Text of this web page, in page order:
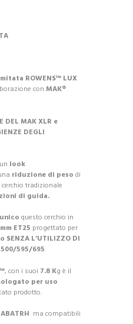
ROWENS™ LUX
con MAK®
DEL MAK XLR e
DEGLI
look
riduzione di peso di
tradizionale
di guida.
unico questo cerchio in
ET25 progettato per
L’UTILIZZO DI
595/695
, con i suoi 7.8 Kg è il
per uso
prodotto.
ma compatibili